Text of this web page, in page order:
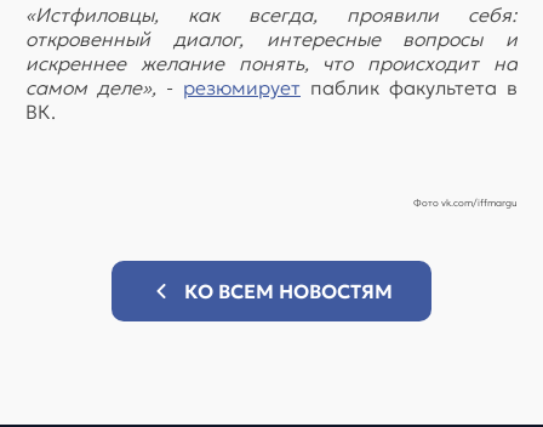
«Истфиловцы, как всегда, проявили себя:
откровенный диалог, интересные вопросы и
искреннее желание понять, что происходит на
самом деле», - резюмирует паблик факультета в
ВК.
Фото vk.com/iffmargu
КО ВСЕМ НОВОСТЯМ